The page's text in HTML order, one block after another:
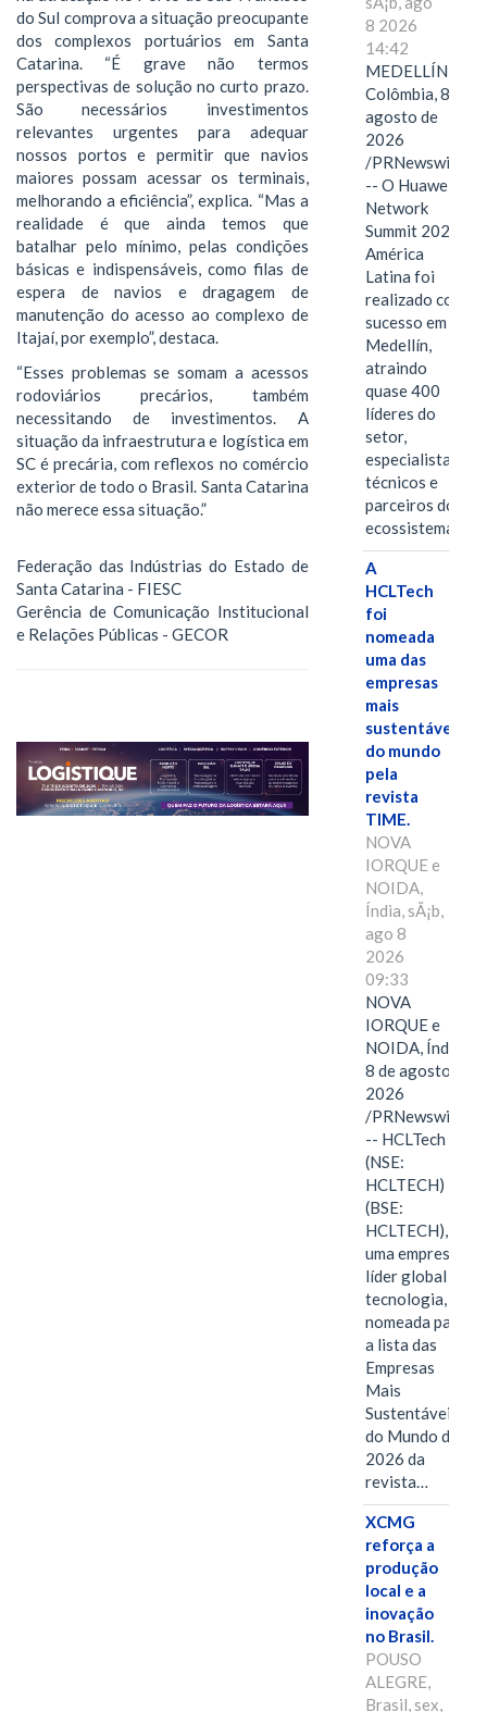
do Sul comprova a situação preocupante
dos complexos portuários em Santa
Catarina. “É grave não termos
perspectivas de solução no curto prazo.
São necessários investimentos
relevantes urgentes para adequar
nossos portos e permitir que navios
maiores possam acessar os terminais,
melhorando a eficiência”, explica. “Mas a
realidade é que ainda temos que
batalhar pelo mínimo, pelas condições
básicas e indispensáveis, como filas de
espera de navios e dragagem de
manutenção do acesso ao complexo de
Itajaí, por exemplo”, destaca.
“Esses problemas se somam a acessos
rodoviários precários, também
necessitando de investimentos. A
situação da infraestrutura e logística em
SC é precária, com reflexos no comércio
exterior de todo o Brasil. Santa Catarina
não merece essa situação.”
Federação das Indústrias do Estado de
Santa Catarina - FIESC
Gerência de Comunicação Institucional
e Relações Públicas - GECOR
8 2026
14:42
MEDELLÍN,
Colômbia, 8 de
agosto de
2026
/PRNewswire/
-- O Huawei
Network
Summit 2026
América
Latina foi
realizado com
sucesso em
Medellín,
atraindo
quase 400
líderes do
setor,
especialistas
técnicos e
parceiros do
ecossistema.…
A
HCLTech
foi
nomeada
uma das
empresas
mais
sustentáveis
do mundo
pela
revista
TIME.
NOVA
IORQUE e
NOIDA,
Índia, sÃ¡b,
ago 8
2026
09:33
NOVA
IORQUE e
NOIDA, Índia,
8 de agosto de
2026
/PRNewswire/
-- HCLTech
(NSE:
HCLTECH)
(BSE:
HCLTECH),
uma empresa
líder global em
tecnologia, foi
nomeada para
a lista das
Empresas
Mais
Sustentáveis
do Mundo de
2026 da
revista…
XCMG
reforça a
produção
local e a
inovação
no Brasil.
POUSO
ALEGRE,
Brasil, sex,